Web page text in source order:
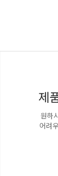
제
원하
어려